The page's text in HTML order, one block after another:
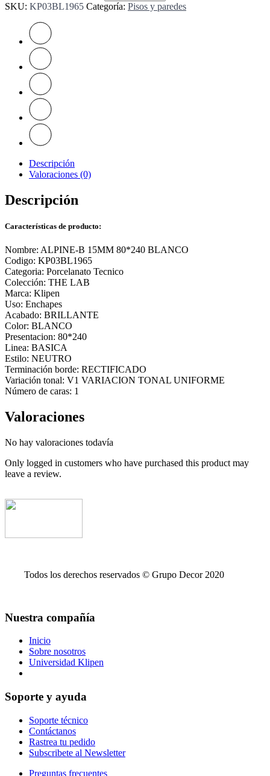
SKU: KP03BL1965 Categoría: Pisos y paredes
Descripción
Valoraciones (0)
Descripción
Características de producto:
Nombre: ALPINE-B 15MM 80*240 BLANCO
Codigo: KP03BL1965
Categoria: Porcelanato Tecnico
Colección: THE LAB
Marca: Klipen
Uso: Enchapes
Acabado: BRILLANTE
Color: BLANCO
Presentacion: 80*240
Linea: BASICA
Estilo: NEUTRO
Terminación borde: RECTIFICADO
Variación tonal: V1 VARIACION TONAL UNIFORME
Número de caras: 1
Valoraciones
No hay valoraciones todavía
Only logged in customers who have purchased this product may
leave a review.
Todos los derechos reservados © Grupo Decor 2020
Nuestra compañía
Inicio
Sobre nosotros
Universidad Klipen
Soporte y ayuda
Soporte técnico
Contáctanos
Rastrea tu pedido
Subscribete al Newsletter
Preguntas frecuentes